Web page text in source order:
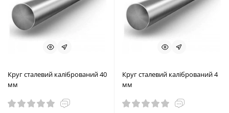
Круг сталевий калібрований 40
мм
Круг сталевий калібрований 4
мм